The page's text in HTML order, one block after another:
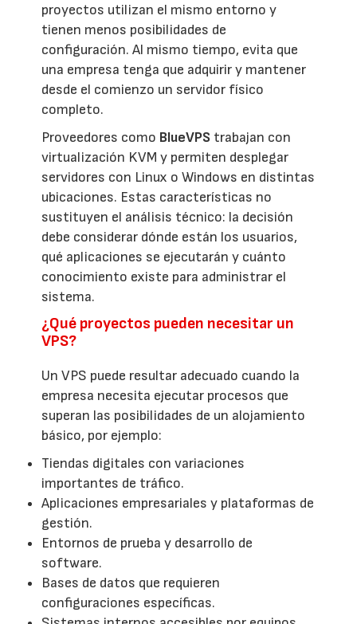
proyectos utilizan el mismo entorno y
tienen menos posibilidades de
configuración. Al mismo tiempo, evita que
una empresa tenga que adquirir y mantener
desde el comienzo un servidor físico
completo.
Proveedores como BlueVPS trabajan con
virtualización KVM y permiten desplegar
servidores con Linux o Windows en distintas
ubicaciones. Estas características no
sustituyen el análisis técnico: la decisión
debe considerar dónde están los usuarios,
qué aplicaciones se ejecutarán y cuánto
conocimiento existe para administrar el
sistema.
¿Qué proyectos pueden necesitar un
VPS?
Un VPS puede resultar adecuado cuando la
empresa necesita ejecutar procesos que
superan las posibilidades de un alojamiento
básico, por ejemplo:
Tiendas digitales con variaciones
importantes de tráfico.
Aplicaciones empresariales y plataformas de
gestión.
Entornos de prueba y desarrollo de
software.
Bases de datos que requieren
configuraciones específicas.